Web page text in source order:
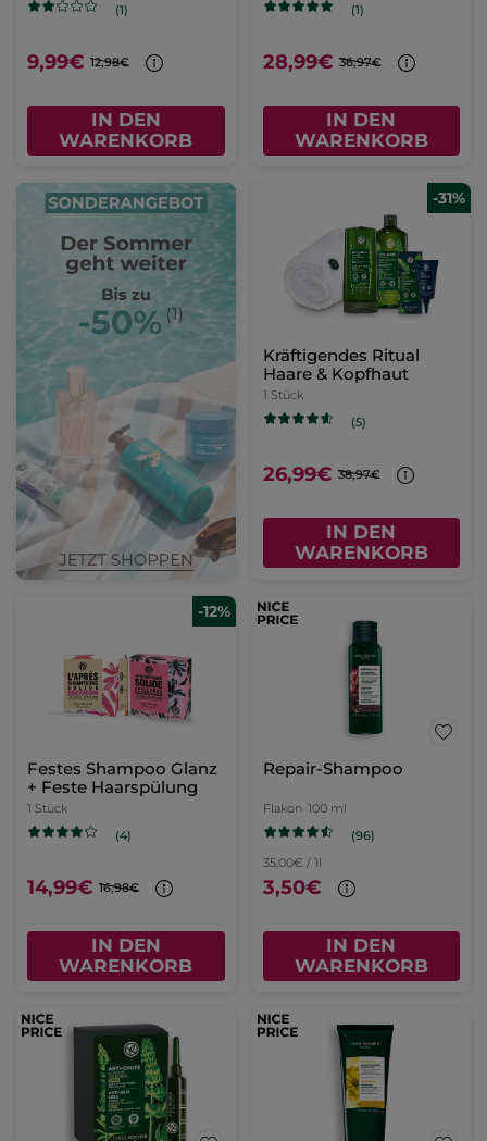
(1)
9,99€ 12,98€
IN DEN
WARENKORB
(1)
28,99€ 36,97€
IN DEN
WARENKORB
-31%
Kräftigendes Ritual
Haare & Kopfhaut
1 Stück
(5)
26,99€ 38,97€
IN DEN
WARENKORB
-12%
Festes Shampoo Glanz
+ Feste Haarspülung
1 Stück
(4)
14,99€ 16,98€
IN DEN
WARENKORB
Repair-Shampoo
Flakon 100 ml
(96)
35,00€ / 1l
3,50€
IN DEN
WARENKORB